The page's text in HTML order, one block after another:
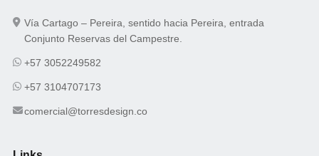
Vía Cartago – Pereira, sentido hacia Pereira, entrada
Conjunto Reservas del Campestre.
+57 3052249582
+57 3104707173
comercial@torresdesign.co